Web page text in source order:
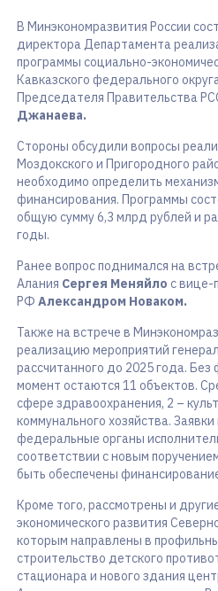
В Минэкономразвития России
директора Департамента
программы социально-
Кавказского федерального
Председателя Правительства
Джанаева.
Стороны обсудили вопросы
Моздокского и Пригородного
необходимо определить
финансирования. Программы
общую сумму 6,3 млрд рублей и
годы.
Ранее вопрос поднимался на
Алания Сергея Меняйло с вице-
РФ Александром Новаком.
Также на встрече в
реализацию мероприятий
рассчитанного до 2025 года.
момент остаются 11 объектов.
сфере здравоохранения, 2 –
коммунального хозяйства.
федеральные органы
соответствии с новым
быть обеспечены
Кроме того, рассмотрены и
экономического развития
которым направлены в
строительство детского
стационара и нового здания